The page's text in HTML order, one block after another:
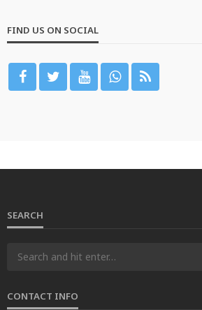
FIND US ON SOCIAL
SEARCH
CONTACT INFO